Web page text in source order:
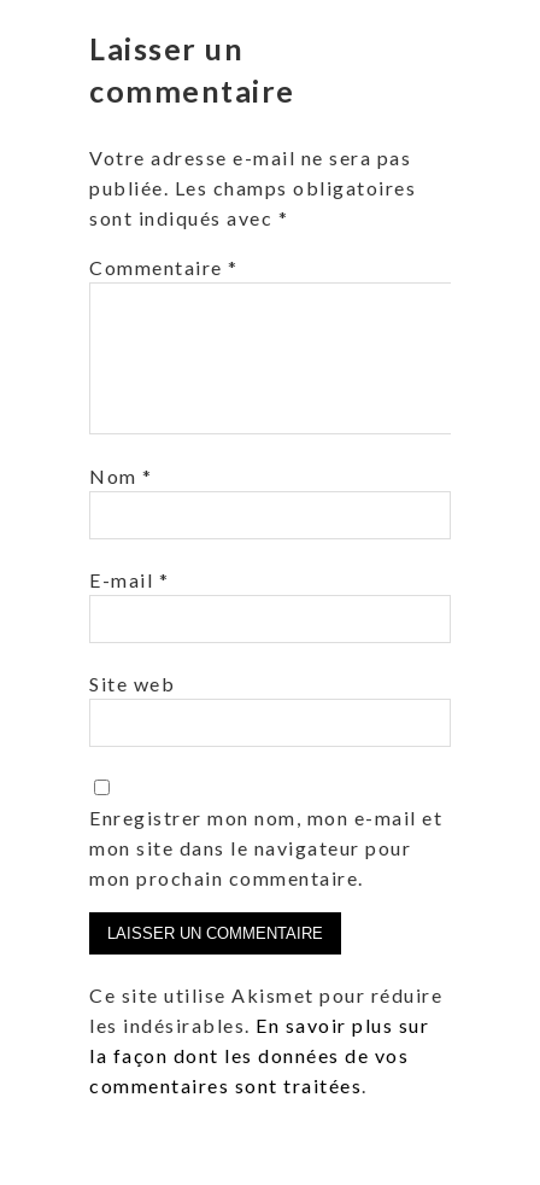
Laisser un
commentaire
Votre adresse e-mail ne sera pas
publiée. Les champs obligatoires
sont indiqués avec *
Commentaire *
Nom *
E-mail *
Site web
Enregistrer mon nom, mon e-mail et
mon site dans le navigateur pour
mon prochain commentaire.
Ce site utilise Akismet pour réduire
les indésirables. En savoir plus sur
la façon dont les données de vos
commentaires sont traitées.